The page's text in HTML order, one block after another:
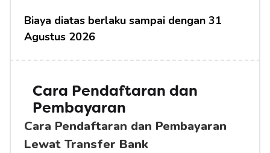
Biaya diatas berlaku sampai dengan 31
Agustus 2026
Cara Pendaftaran dan
Pembayaran
Cara Pendaftaran dan Pembayaran
Lewat Transfer Bank